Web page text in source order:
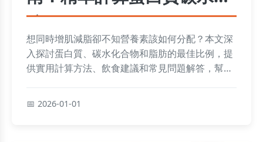
肪
想同時增肌減脂卻不知營養素該如何分配？本文深
入探討蛋白質、碳水化合物和脂肪的最佳比例，提
供實用計算方法、飲食建議和常見問題解答，幫助
2026-01-01